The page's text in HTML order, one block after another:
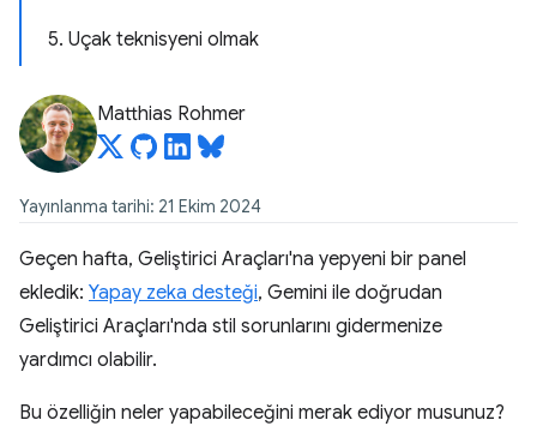
5. Uçak teknisyeni olmak
Matthias Rohmer
Yayınlanma tarihi: 21 Ekim 2024
Geçen hafta, Geliştirici Araçları'na yepyeni bir panel
ekledik: Yapay zeka desteği, Gemini ile doğrudan
Geliştirici Araçları'nda stil sorunlarını gidermenize
yardımcı olabilir.
Bu özelliğin neler yapabileceğini merak ediyor musunuz?